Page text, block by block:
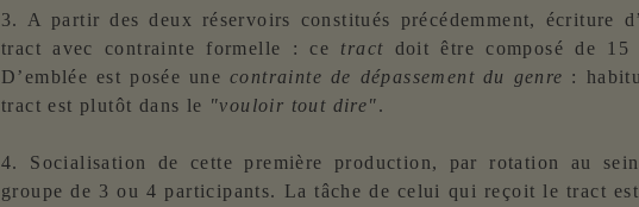
3. A partir des deux réservoirs constitués précédemment, écriture
tract avec contrainte formelle : ce tract doit être composé de 15
D’emblée est posée unecontrainte de dépassement du genre :
tract est plutôt dans le "vouloir tout dire".
4. Socialisation de cette première production, par rotation au
groupe de 3 ou 4 participants. La tâche de celui qui reçoit le tract